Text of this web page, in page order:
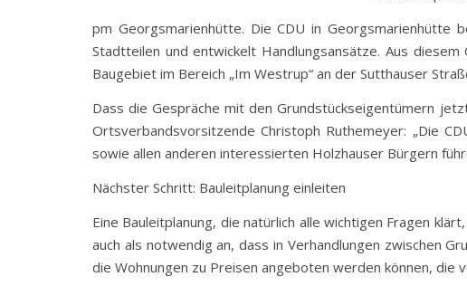
pm Georgsmarienhütte. Die CDU in
Stadtteilen und entwickelt Handlungsansätze. Aus
Baugebiet im Bereich „Im Westrup“ an der Sutthauser
Dass die Gespräche mit den Grundstückseigentümern
Ortsverbandsvorsitzende Christoph Ruthemeyer: „Die
sowie allen anderen interessierten Holzhauser Bürgern
Nächster Schritt: Bauleitplanung einleiten
Eine Bauleitplanung, die natürlich alle wichtigen Fragen
auch als notwendig an, dass in Verhandlungen zwischen
die Wohnungen zu Preisen angeboten werden können, die